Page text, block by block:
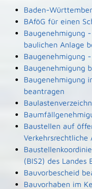
Baden-
BAföG für einen
Baugenehmigung
baulichen Anlage
Baugenehmigung
Baugenehmigung
Baugenehmigung
beantragen
Baustellen auf
Verkehrsrechtliche
(BIS2) des
Bauvorbescheid
Bauvorhaben im